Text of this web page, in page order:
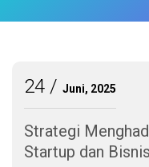
24 Juni, 2025
Strategi
Startup dan